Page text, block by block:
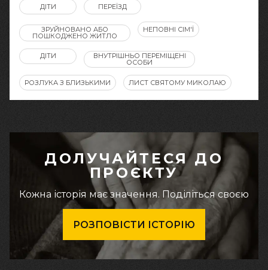
ДІТИ ПЕРЕЇЗД
ЗРУЙНОВАНО АБО
ПОШКОДЖЕНО ЖИТЛО
НЕПОВНІ СІМ'Ї
ДІТИ ВНУТРІШНЬО ПЕРЕМІЩЕНІ
ОСОБИ
РОЗЛУКА З БЛИЗЬКИМИ ЛИСТ СВЯТОМУ МИКОЛАЮ
ДОЛУЧАЙТЕСЯ ДО
ПРОЄКТУ
Кожна історія має значення. Поділіться своєю
РОЗПОВІСТИ ІСТОРІЮ